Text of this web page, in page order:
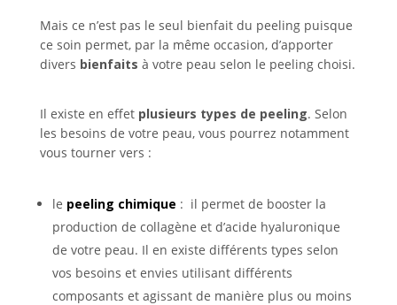
Mais ce n’est pas le seul bienfait du peeling puisque
ce soin permet, par la même occasion, d’apporter
divers bienfaits à votre peau selon le peeling choisi.
Il existe en effet plusieurs types de peeling. Selon
les besoins de votre peau, vous pourrez notamment
vous tourner vers :
le peeling chimique : il permet de booster la
production de collagène et d’acide hyaluronique
de votre peau. Il en existe différents types selon
vos besoins et envies utilisant différents
composants et agissant de manière plus ou moins